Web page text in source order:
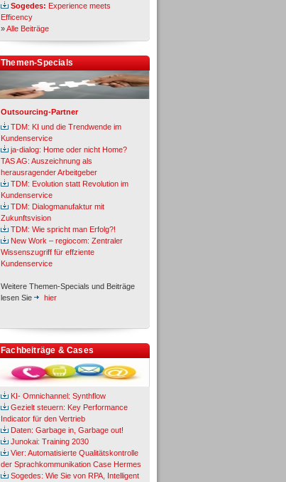
Sogedes: Experience meets
Efficency
»Alle Beiträge
Themen-Specials
Outsourcing-Partner
TDM: KI und die Trendwende im
Kundenservice
ja-dialog: Home oder nicht Home?
TAS AG: Auszeichnung als
herausragender Arbeitgeber
TDM: Evolution statt Revolution im
Kundenservice
TDM: Dialogmanufaktur mit
Zukunftsvision
TDM: Wie spricht man Erfolg?!
New Work – regiocom: Zentraler
Wissenszugriff für effziente
Kundenservice
Weitere Themen-Specials und Beiträge
lesen Sie
hier
Fachbeiträge & Cases
KI- Omnichannel: Synthflow
Gezielt steuern: Key Performance
Indicator für den Vertrieb
Daten: Garbage in, Garbage out!
Junokai: Training 2030
Vier: Automatisierte Qualitätskontrolle
der Sprachkommunikation Case Hermes
Sogedes: Wie Sie von RPA, Intelligent